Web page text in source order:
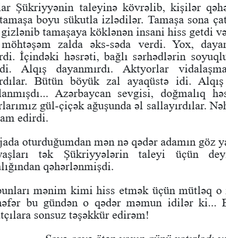
Şükriyyənin taleyinə kövrəlib, kişilər
boyu sükutla izlədilər. Tamaşa sona
tamaşaya köklənən insani hiss getdi
zalda əks-səda verdi. Yox,
İçindəki həsrəti, bağlı sərhədlərin
Alqış dayanmırdı. Aktyorlar
Bütün böyük zal ayaqüstə idi.
Azərbaycan sevgisi, doğmalıq
gül-çiçək ağuşunda əl sallayırdılar.
edirdi.
oturduğumdan mən nə qədər adamın göz
tək Şükriyyələrin taleyi üçün
qəhərlənmişdi.
mənim kimi hiss etmək üçün mütləq o
bu gündən o qədər məmun idilər ki...
sonsuz təşəkkür edirəm!